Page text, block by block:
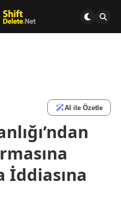
AI ile Özetle
İddiasına